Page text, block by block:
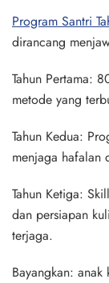
Program Santri
dirancang
Tahun Pertama:
metode yang
Tahun Kedua:
menjaga hafalan
Tahun Ketiga:
dan persiapan
terjaga.
Bayangkan: